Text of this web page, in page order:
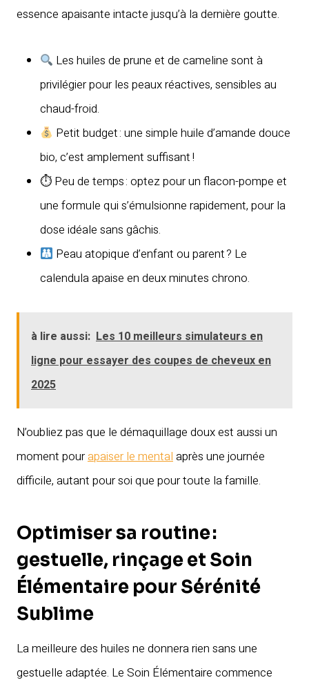
essence apaisante intacte jusqu’à la dernière goutte.
Les huiles de prune et de cameline sont à
privilégier pour les peaux réactives, sensibles au
chaud-froid.
Petit budget : une simple huile d’amande douce
bio, c’est amplement suffisant !
⏱ Peu de temps : optez pour un flacon-pompe et
une formule qui s’émulsionne rapidement, pour la
dose idéale sans gâchis.
Peau atopique d’enfant ou parent ? Le
calendula apaise en deux minutes chrono.
à lire aussi: Les 10 meilleurs simulateurs en
ligne pour essayer des coupes de cheveux en
2025
N’oubliez pas que le démaquillage doux est aussi un
moment pourapaiser le mentalaprès une journée
difficile, autant pour soi que pour toute la famille.
Optimiser sa routine :
gestuelle, rinçage et Soin
Élémentaire pour Sérénité
Sublime
La meilleure des huiles ne donnera rien sans une
gestuelle adaptée. Le Soin Élémentaire commence